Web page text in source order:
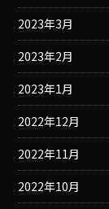
2023年3月
2023年2月
2023年1月
2022年12月
2022年11月
2022年10月